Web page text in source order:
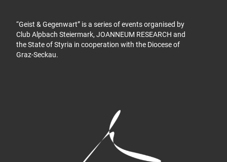
“Geist & Gegenwart” is a series of events organised by
Club Alpbach Steiermark, JOANNEUM RESEARCH and
the State of Styria in cooperation with the Diocese of
Graz-Seckau.